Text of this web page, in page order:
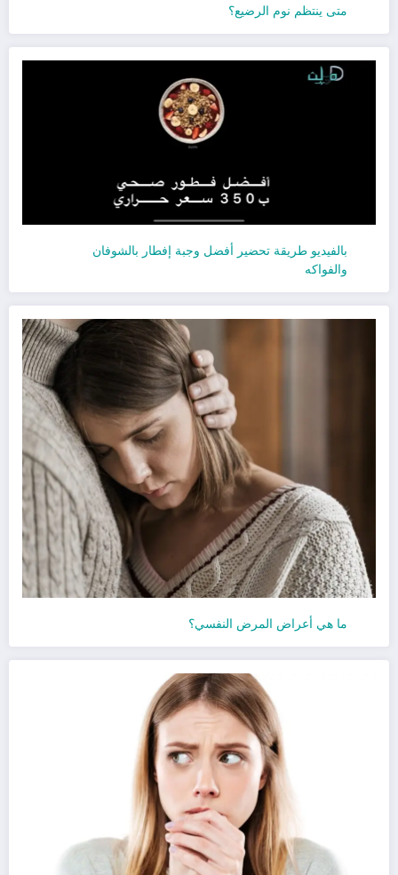
متى ينتظم نوم الرضيع؟
بالفيديو طريقة تحضير أفضل وجبة إفطار بالشوفان
والفواكه
ما هي أعراض المرض النفسي؟